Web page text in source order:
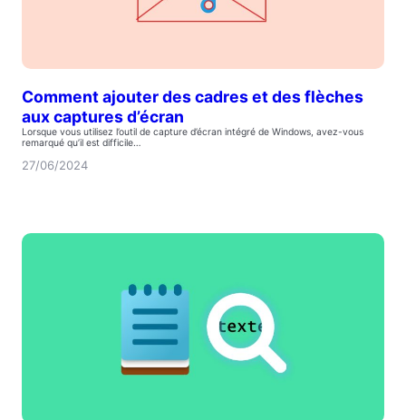
Comment ajouter des cadres et des flèches
aux captures d’écran
Lorsque vous utilisez l’outil de capture d’écran intégré de Windows, avez-vous
remarqué qu’il est difficile…
27/06/2024